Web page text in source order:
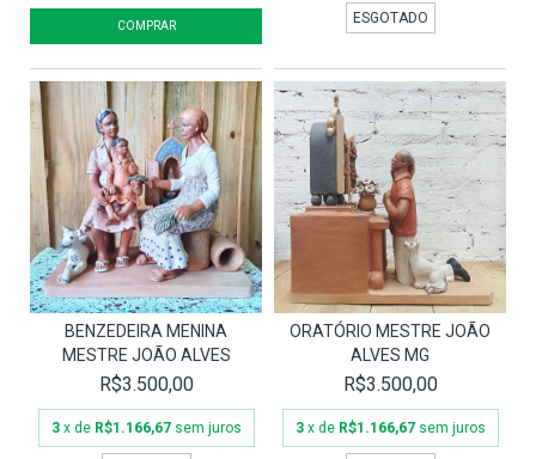
ESGOTADO
BENZEDEIRA MENINA
MESTRE JOÃO ALVES
R$3.500,00
3 x de R$1.166,67 sem juros
ORATÓRIO MESTRE JOÃO
ALVES MG
R$3.500,00
3 x de R$1.166,67 sem juros